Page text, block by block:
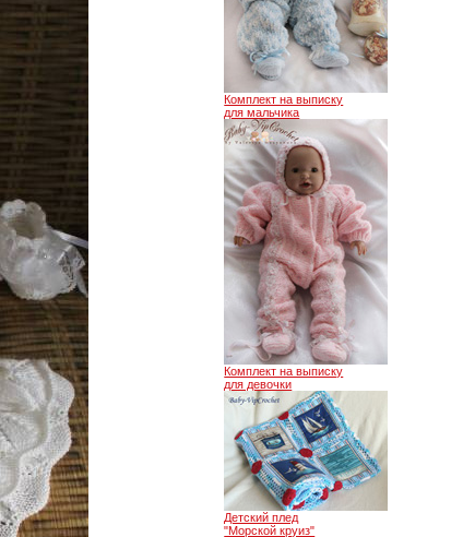
Комплект на выписку
для мальчика
Комплект на выписку
для девочки
Детский плед
"Морской круиз"